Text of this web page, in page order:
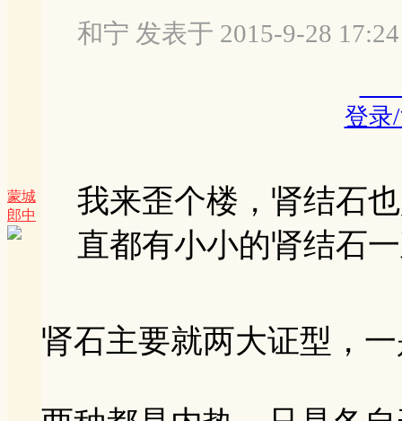
蒙城
郎中
和宁 发表于 2015-9-28 17:24
登录
我来歪个楼，肾结石
直都有小小的肾结石
肾石主要就两大证型，